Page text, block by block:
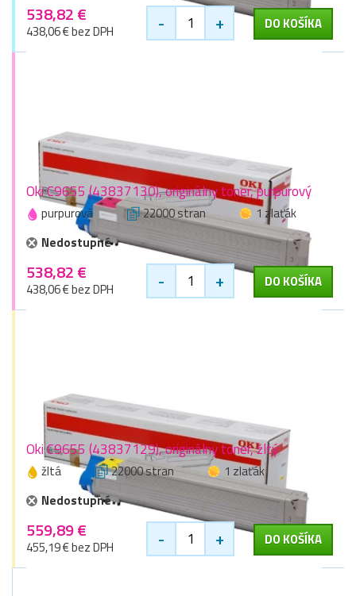
538,82 €
438,06 € bez DPH - + DO KOŠÍKA
Oki C9655 (43837130), originálny toner, purpurový
purpurová 22000 stran
1 zlaťák
Nedostupné
538,82 €
438,06 € bez DPH - + DO KOŠÍKA
Oki C9655 (43837129), originálny toner, žltý
žltá 22000 stran
1 zlaťák
Nedostupné
559,89 €
455,19 € bez DPH - + DO KOŠÍKA